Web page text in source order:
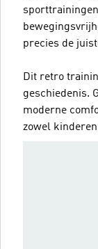
precies de
Dit retro
geschiedenis.
moderne
zowel